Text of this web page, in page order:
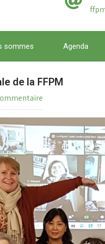
sommes Agenda
de la FFPM